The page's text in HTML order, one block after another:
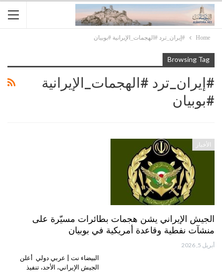
Home #إيران_ترد #الهجمات_الإيرانية #بوبيان
Browsing Tag
#إيران_ترد #الهجمات_الإيرانية
#بوبيان
الأخبار
الجيش الإيراني يشن هجمات بطائرات مسيّرة على
منشآت نفطية وقاعدة أمريكية في بوبيان
أبريل 5, 2026
البيضاء نت | عربي دولي أعلن
الجيش الإيراني، الأحد، تنفيذ